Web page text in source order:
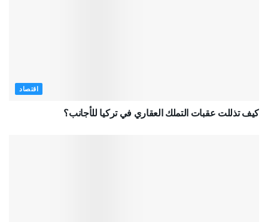
اقتصاد
كيف تذللت عقبات التملك العقاري في تركيا للأجانب؟